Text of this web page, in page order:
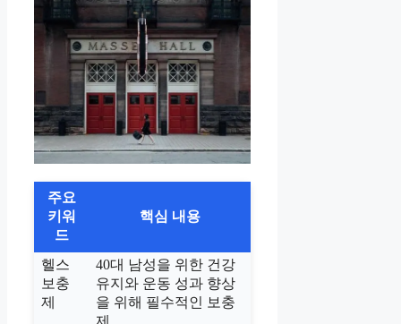
주요
키워
드
핵심 내용
헬스
보충
제
40대 남성을 위한 건강
유지와 운동 성과 향상
을 위해 필수적인 보충
제.